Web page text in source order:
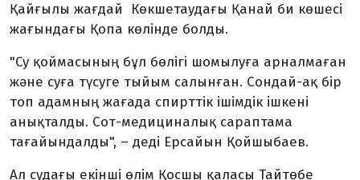
Қайғылы жағдай Көкшетаудағы Қанай би көшесі
жағындағы Қопа көлінде болды.
"Су қоймасының бұл бөлігі шомылуға арналмаған
және суға түсуге тыйым салынған. Сондай-ақ бір
топ адамның жағада спирттік ішімдік ішкені
анықталды. Сот-медициналық сараптама
тағайындалды", – деді Ерсайын Қойшыбаев.
Ал судағы екінші өлім Қосшы қаласы Тайтөбе